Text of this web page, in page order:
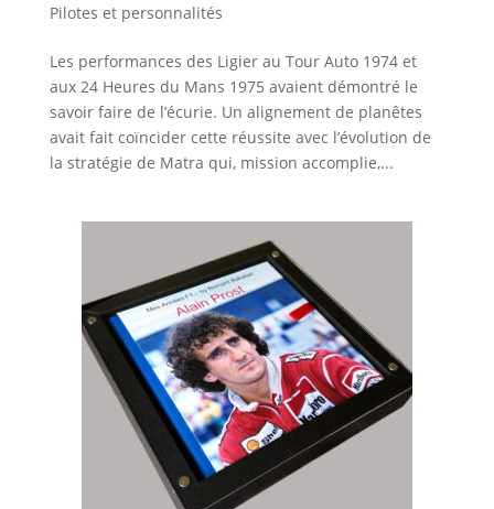
Pilotes et personnalités
Les performances des Ligier au Tour Auto 1974 et
aux 24 Heures du Mans 1975 avaient démontré le
savoir faire de l’écurie. Un alignement de planêtes
avait fait coïncider cette réussite avec l’évolution de
la stratégie de Matra qui, mission accomplie,...